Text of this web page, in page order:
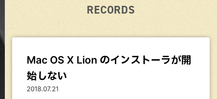
RECORDS
Mac OS X Lion のインストーラが開
始しない
2018.07.21